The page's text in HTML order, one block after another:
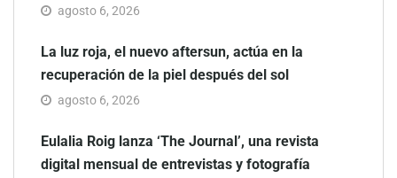
agosto 6, 2026
La luz roja, el nuevo aftersun, actúa en la
recuperación de la piel después del sol
agosto 6, 2026
Eulalia Roig lanza ‘The Journal’, una revista
digital mensual de entrevistas y fotografía